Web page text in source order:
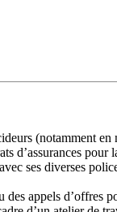
(notamment
d’assurances
ses diverses
appels d’offres